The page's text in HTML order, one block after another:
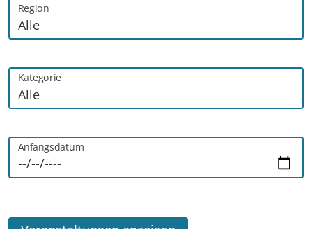
Region
Kategorie
Anfangsdatum